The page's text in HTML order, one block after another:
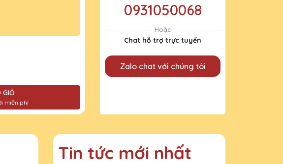
GIỎ
miễn phí
0931050068
Hoặc
Chat hỗ trợ trực tuyến
Zalo chat với chúng tôi
Tin tức mới nhất